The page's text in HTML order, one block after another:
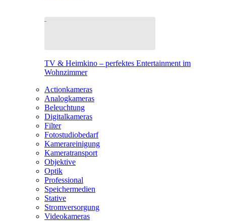
TV & Heimkino – perfektes Entertainment im
Wohnzimmer
Actionkameras
Analogkameras
Beleuchtung
Digitalkameras
Filter
Fotostudiobedarf
Kamerareinigung
Kameratransport
Objektive
Optik
Professional
Speichermedien
Stative
Stromversorgung
Videokameras